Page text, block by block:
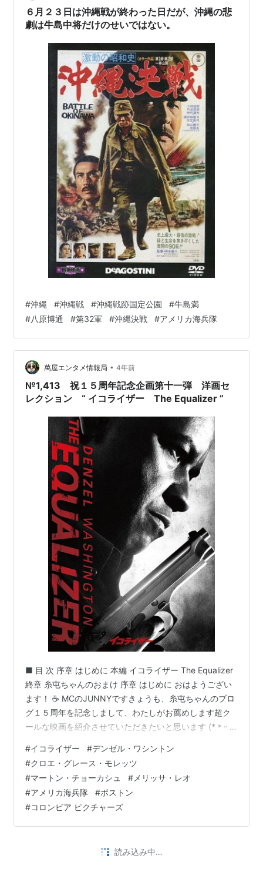
本作では比較的平易なゲームシステムの上に20世紀的な
戦闘とは異なる、現代的な戦術/行動にて構築された最…
６月２３日は沖縄戦が終わった日だが、沖縄の悲
劇は牛島中将だけのせいではない。
#沖縄 #沖縄戦 #沖縄戦跡国定公園 #牛島満
#八原博通 #第32軍 #沖縄決戦 #アメリカ海兵隊
萬屋エンタメ情報局 • 4年前
№1,413 祝１５周年記念企画第十一弾 洋画セ
レクション “ イコライザー The Equalizer ”
■ 目 次 序章 はじめに 本編 イコライザー The Equalizer
終章 糸屯ちゃんのおまけ 序章 はじめに おはようござい
ます！ ☕ MCのJUNNYですきょうも、糸屯ちゃんのブロ
グ１５周年を記念しまして、わたしがお薦めします超ク
ールな映画を紹介させていただきたいと思います (* ˃ ᵕ ˂
す おはようございます _ _))ﾍﾟｺﾘﾝ アシスタントの真行寺
ですでは、わたくしの方からお送りする 洋画セレクショ
ン のご紹介をさせて頂きますイコライザー The
Equalizer です！『イコライザー』 (The Equalizer…
#イコライザー #デンゼル・ワシントン
#クロエ・グレース・モレッツ
#マートン・チョーカシュ # メリッサ・レオ
#アメリカ海兵隊 #ボストン
#コロンビア ピクチャーズ
読み込み中…